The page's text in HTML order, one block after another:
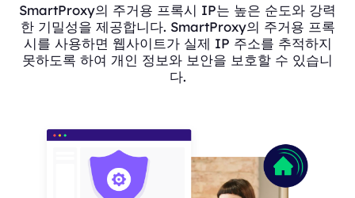
SmartProxy의 주거용 프록시 IP는 높은 순도와 강력
한 기밀성을 제공합니다. SmartProxy의 주거용 프록
시를 사용하면 웹사이트가 실제 IP 주소를 추적하지
못하도록 하여 개인 정보와 보안을 보호할 수 있습니
다.